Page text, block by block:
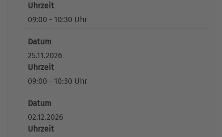
Uhrzeit
09:00 - 10:30 Uhr
Datum
25.11.2026
Uhrzeit
09:00 - 10:30 Uhr
Datum
02.12.2026
Uhrzeit